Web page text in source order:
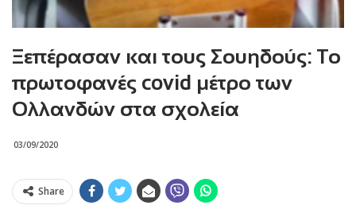
Ξεπέρασαν και τους Σουηδούς: Το
πρωτοφανές covid μέτρο των
Ολλανδών στα σχολεία
03/09/2020
Share